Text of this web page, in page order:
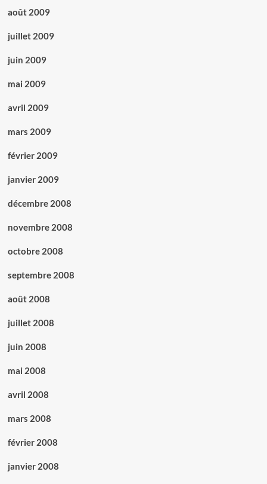
août 2009
juillet 2009
juin 2009
mai 2009
avril 2009
mars 2009
février 2009
janvier 2009
décembre 2008
novembre 2008
octobre 2008
septembre 2008
août 2008
juillet 2008
juin 2008
mai 2008
avril 2008
mars 2008
février 2008
janvier 2008